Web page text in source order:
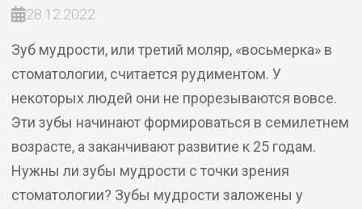
28.12.2022
Зуб мудрости, или третий моляр, «восьмерка» в
стоматологии, считается рудиментом. У
некоторых людей они не прорезываются вовсе.
Эти зубы начинают формироваться в семилетнем
возрасте, а заканчивают развитие к 25 годам.
Нужны ли зубы мудрости с точки зрения
стоматологии? Зубы мудрости заложены у